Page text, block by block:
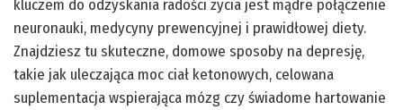
kluczem do odzyskania radości życia jest mądre połączenie
neuronauki, medycyny prewencyjnej i prawidłowej diety.
Znajdziesz tu skuteczne, domowe sposoby na depresję,
takie jak uleczająca moc ciał ketonowych, celowana
suplementacja wspierająca mózg czy świadome hartowanie